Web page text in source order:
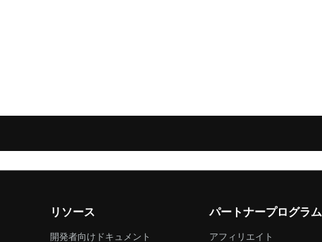
リソース
開発者向けドキュメント
パートナープログラム
アフィリエイト